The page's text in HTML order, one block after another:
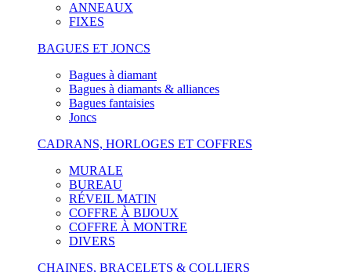
ANNEAUX
FIXES
BAGUES ET JONCS
Bagues à diamant
Bagues à diamants & alliances
Bagues fantaisies
Joncs
CADRANS, HORLOGES ET COFFRES
MURALE
BUREAU
RÉVEIL MATIN
COFFRE À BIJOUX
COFFRE À MONTRE
DIVERS
CHAINES, BRACELETS & COLLIERS